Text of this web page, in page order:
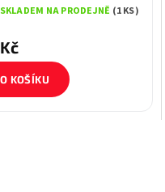
SKLADEM NA PRODEJNĚ (1 KS)
KOŠÍKU